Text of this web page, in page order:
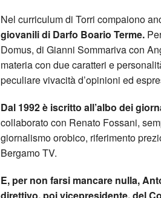
Nel curriculum di Torri compaiono
giovanili di Darfo Boario Terme.
Domus, di Gianni Sommariva con
materia con due caratteri e
peculiare vivacità d’opinioni ed
Dal 1992 è iscritto all’albo dei
collaborato con Renato Fossani,
giornalismo orobico, riferimento
Bergamo TV.
E, per non farsi mancare nulla,